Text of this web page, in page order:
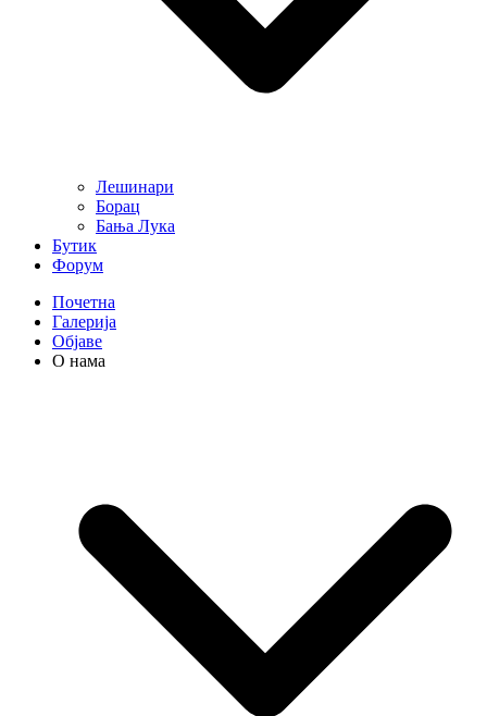
Лешинари
Борац
Бања Лука
Бутик
Форум
Почетна
Галерија
Објаве
О нама